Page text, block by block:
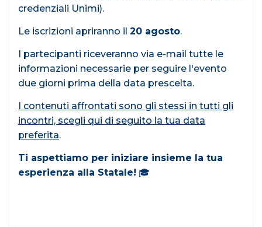
credenziali Unimi).
Le iscrizioni apriranno il 20 agosto.
I partecipanti riceveranno via e-mail tutte le
informazioni necessarie per seguire l'evento
due giorni prima della data prescelta.
I contenuti affrontati sono gli stessi in tutti gli
incontri, scegli qui di seguito la tua data
preferita.
Ti aspettiamo per iniziare insieme la tua
esperienza alla Statale! 🎓